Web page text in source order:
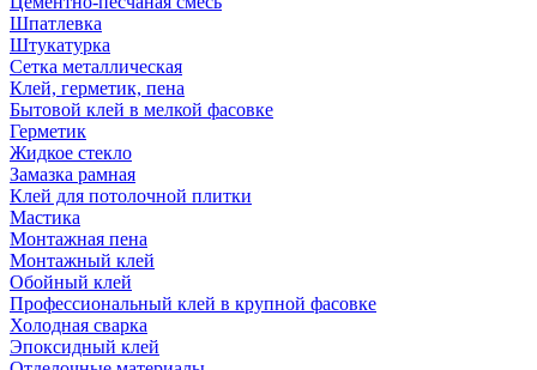
Шпатлевка
Штукатурка
Сетка металлическая
Клей, герметик, пена
Бытовой клей в мелкой фасовке
Герметик
Жидкое стекло
Замазка рамная
Клей для потолочной плитки
Мастика
Монтажная пена
Монтажный клей
Обойный клей
Профессиональный клей в крупной фасовке
Холодная сварка
Эпоксидный клей